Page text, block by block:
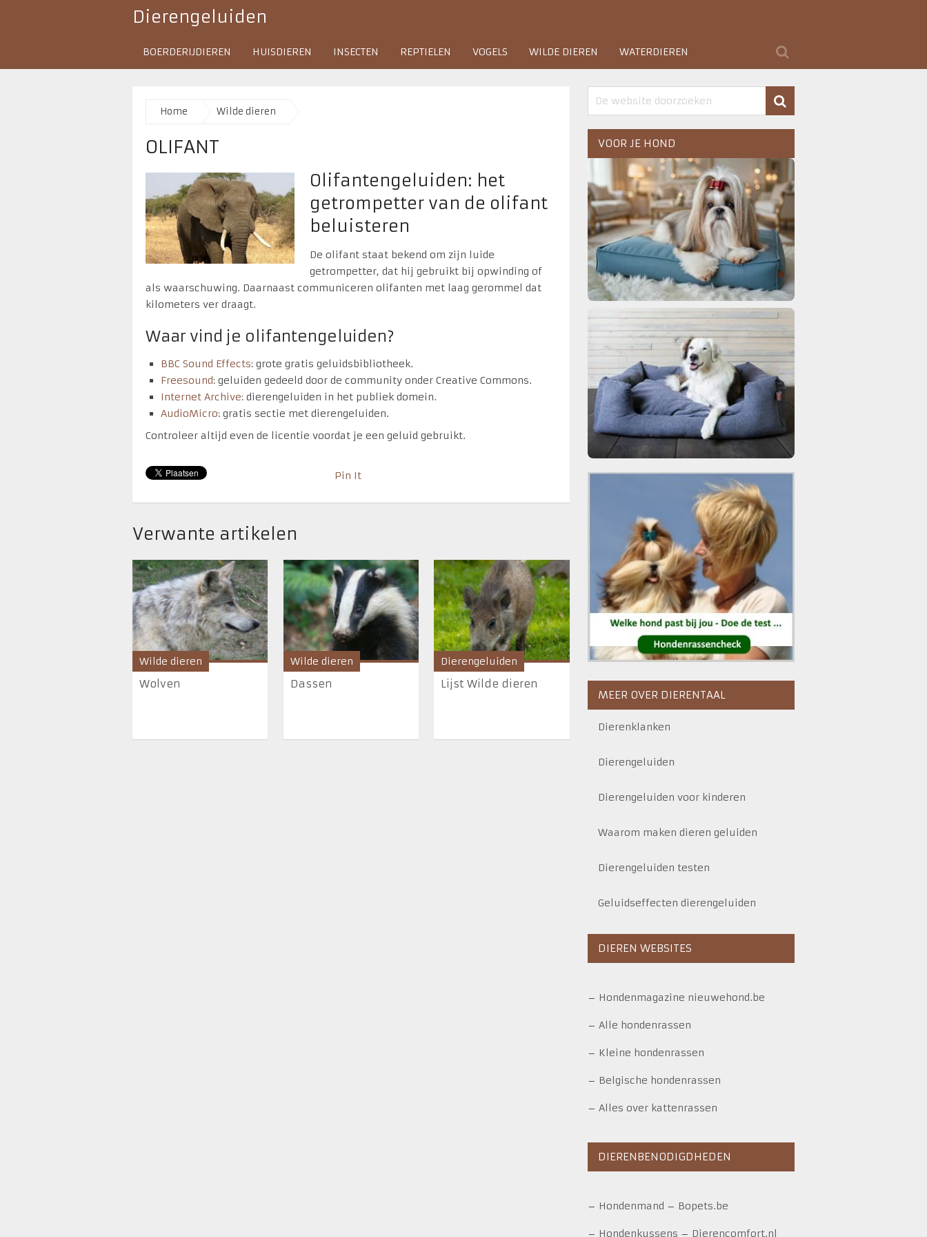
Dierengeluiden
BOERDERIJDIEREN HUISDIEREN INSECTEN REPTIELEN VOGELS WILDE DIEREN WATERDIEREN
Home Wilde dieren
OLIFANT
Olifantengeluiden: het
getrompetter van de olifant
beluisteren
De olifant staat bekend om zijn luide
getrompetter, dat hij gebruikt bij opwinding of
als waarschuwing. Daarnaast communiceren olifanten met laag gerommel dat
kilometers ver draagt.
Waar vind je olifantengeluiden?
BBC Sound Effects: grote gratis geluidsbibliotheek.
Freesound: geluiden gedeeld door de community onder Creative Commons.
Internet Archive: dierengeluiden in het publiek domein.
AudioMicro: gratis sectie met dierengeluiden.
Controleer altijd even de licentie voordat je een geluid gebruikt.
Pin It
Verwante artikelen
Wilde dieren
Wolven
Wilde dieren
Dassen
Dierengeluiden
Lijst Wilde dieren
VOOR JE HOND
MEER OVER DIERENTAAL
Dierenklanken
Dierengeluiden
Dierengeluiden voor kinderen
Waarom maken dieren geluiden
Dierengeluiden testen
Geluidseffecten dierengeluiden
DIEREN WEBSITES
– Hondenmagazine nieuwehond.be
– Alle hondenrassen
– Kleine hondenrassen
– Belgische hondenrassen
– Alles over kattenrassen
DIERENBENODIGDHEDEN
– Hondenmand – Bopets.be
– Hondenkussens – Dierencomfort.nl